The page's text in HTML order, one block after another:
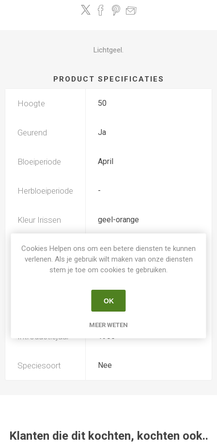
Lichtgeel.
PRODUCT SPECIFICATIES
Hoogte 50
Geurend Ja
Bloeiperiode April
Herbloeiperiode -
Kleur Irissen geel-orange
Iris type IB
Introductiejaar 1986
Speciesoort Nee
Klanten die dit kochten, kochten ook..
Cookies Helpen ons om een betere diensten te kunnen
verlenen. Als je gebruik wilt maken van onze diensten
stem je toe om cookies te gebruiken.
OK
MEER WETEN